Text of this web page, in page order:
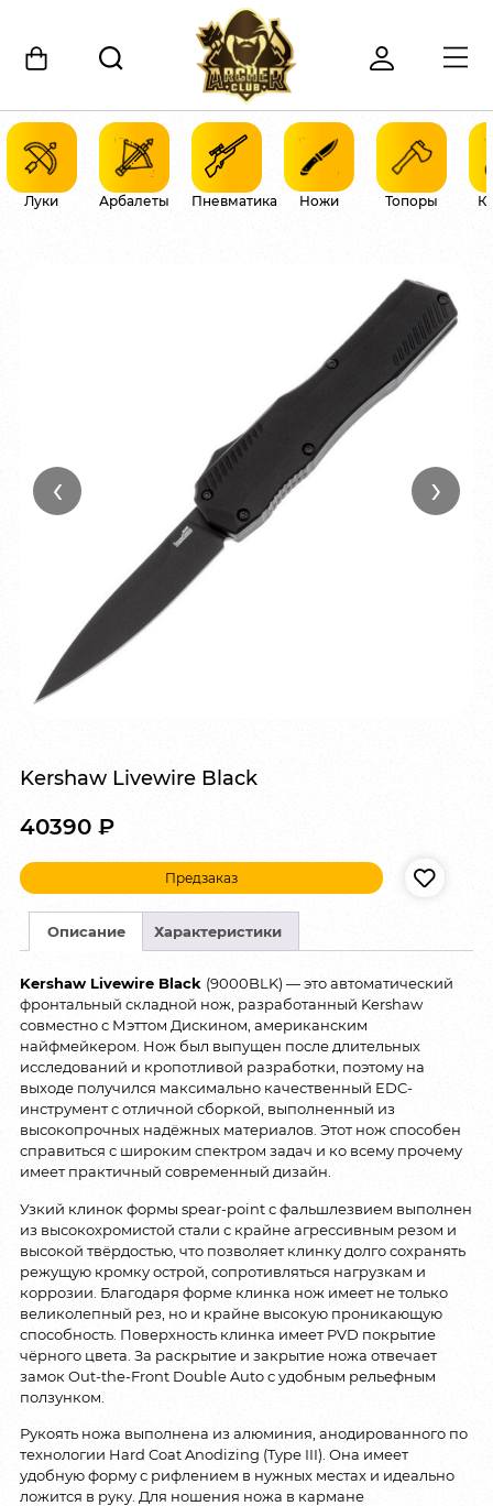
Луки Арбалеты Пневматика Ножи Топоры
‹ ›
Kershaw Livewire Black
40390 ₽
Предзаказ
Описание Характеристики
Kershaw Livewire Black (9000BLK) — это автоматический
фронтальный складной нож, разработанный Kershaw
совместно с Мэттом Дискином, американским
найфмейкером. Нож был выпущен после длительных
исследований и кропотливой разработки, поэтому на
выходе получился максимально качественный EDC-
инструмент с отличной сборкой, выполненный из
высокопрочных надёжных материалов. Этот нож способен
справиться с широким спектром задач и ко всему прочему
имеет практичный современный дизайн.
Узкий клинок формы spear-point с фальшлезвием выполнен
из высокохромистой стали с крайне агрессивным резом и
высокой твёрдостью, что позволяет клинку долго сохранять
режущую кромку острой, сопротивляться нагрузкам и
коррозии. Благодаря форме клинка нож имеет не только
великолепный рез, но и крайне высокую проникающую
способность. Поверхность клинка имеет PVD покрытие
чёрного цвета. За раскрытие и закрытие ножа отвечает
замок Out-the-Front Double Auto с удобным рельефным
ползунком.
Рукоять ножа выполнена из алюминия, анодированного по
технологии Hard Coat Anodizing (Type III). Она имеет
удобную форму с рифлением в нужных местах и идеально
ложится в руку. Для ношения ножа в кармане